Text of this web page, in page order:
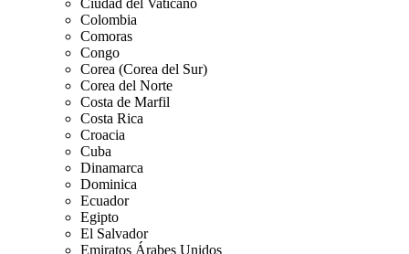
Ciudad del Vaticano
Colombia
Comoras
Congo
Corea (Corea del Sur)
Corea del Norte
Costa de Marfil
Costa Rica
Croacia
Cuba
Dinamarca
Dominica
Ecuador
Egipto
El Salvador
Emiratos Árabes Unidos